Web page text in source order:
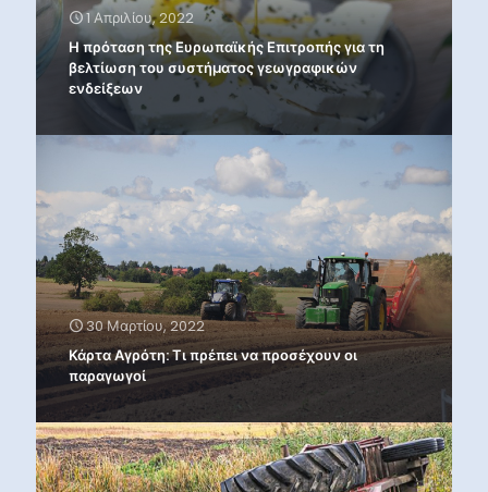
1 Απριλίου, 2022
Η πρόταση της Ευρωπαϊκής Επιτροπής για τη
βελτίωση του συστήματος γεωγραφικών
ενδείξεων
30 Μαρτίου, 2022
Κάρτα Αγρότη: Τι πρέπει να προσέχουν οι
παραγωγοί